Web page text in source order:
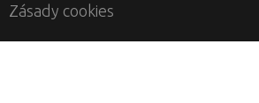
Zásady cookies